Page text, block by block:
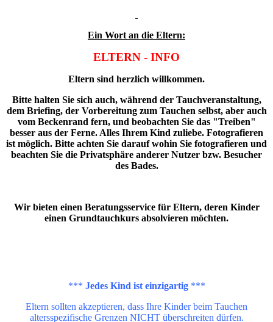
Ein Wort an die Eltern:
ELTERN - INFO
Eltern sind herzlich willkommen.
Bitte halten Sie sich auch, während der Tauchveranstaltung,
dem Briefing, der Vorbereitung zum Tauchen selbst, aber auch
vom Beckenrand fern, und beobachten Sie das "Treiben"
besser aus der Ferne. Alles Ihrem Kind zuliebe. Fotografieren
ist möglich. Bitte achten Sie darauf wohin Sie fotografieren und
beachten Sie die Privatsphäre anderer Nutzer bzw. Besucher
des Bades.
Wir bieten einen Beratungsservice für Eltern, deren Kinder
einen Grundtauchkurs absolvieren möchten.
*** Jedes Kind ist einzigartig***
Eltern sollten akzeptieren, dass Ihre Kinder beim Tauchen
altersspezifische Grenzen NICHT überschreiten dürfen.